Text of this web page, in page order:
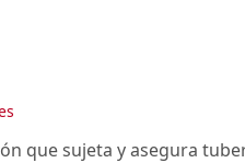
que sujeta y asegura